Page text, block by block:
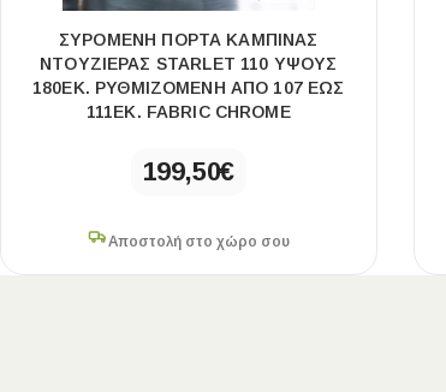
ΣΥΡΌΜΕΝΗ ΠΌΡΤΑ ΚΑΜΠΊΝΑΣ
ΝΤΟΥΖΙΈΡΑΣ STARLET 110 ΎΨΟΥΣ
180ΕΚ. ΡΥΘΜΙΖΌΜΕΝΗ ΑΠΌ 107 ΈΩΣ
111ΕΚ. FABRIC CHROME
199,50€
Αποστολή στο χώρο σου